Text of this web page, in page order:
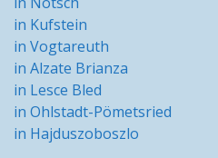
in Kufstein
in Vogtareuth
in Alzate Brianza
in Lesce Bled
in Ohlstadt-Pömetsried
in Hajduszoboszlo